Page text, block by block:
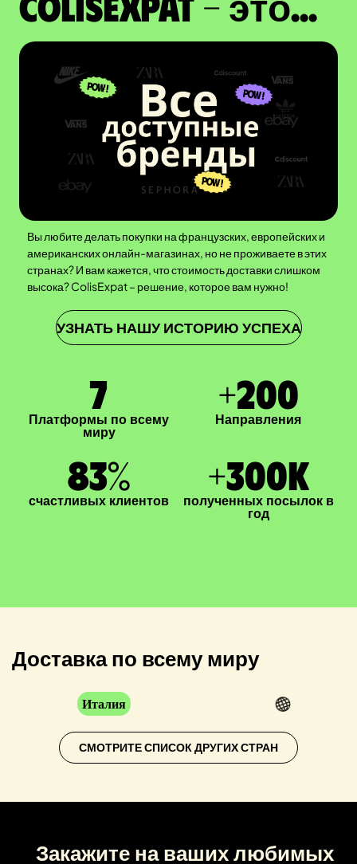
Вы любите делать покупки на французских, европейских и
американских онлайн-магазинах, но не проживаете в этих
странах? И вам кажется, что стоимость доставки слишком
высока? ColisExpat – решение, которое вам нужно!
УЗНАТЬ НАШУ ИСТОРИЮ УСПЕХА
7
Платформы по всему
миру
+200
Направления
83%
счастливых клиентов
+300K
полученных посылок в
год
Доставка по всему миру
Италия
СМОТРИТЕ СПИСОК ДРУГИХ СТРАН
Закажите на ваших любимых